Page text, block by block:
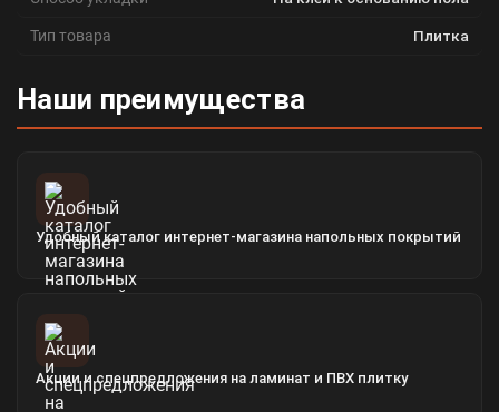
Тип товара Плитка
Наши преимущества
Удобный каталог интернет-магазина напольных покрытий
Акции и спецпредложения на ламинат и ПВХ плитку